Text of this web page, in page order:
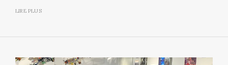
LIRE PLUS